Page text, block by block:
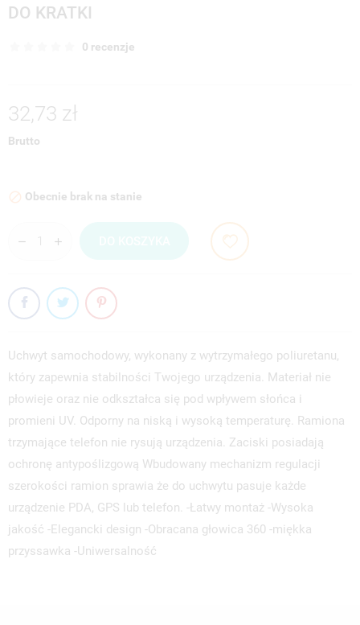
DO KRATKI
0 recenzje
32,73 zł
Brutto
 Obecnie brak na stanie
Uchwyt samochodowy, wykonany z wytrzymałego poliuretanu,
który zapewnia stabilności Twojego urządzenia. Materiał nie
płowieje oraz nie odkształca się pod wpływem słońca i
promieni UV. Odporny na niską i wysoką temperaturę. Ramiona
trzymające telefon nie rysują urządzenia. Zaciski posiadają
ochronę antypoślizgową Wbudowany mechanizm regulacji
szerokości ramion sprawia że do uchwytu pasuje każde
urządzenie PDA, GPS lub telefon. -Łatwy montaż -Wysoka
jakość -Elegancki design -Obracana głowica 360 -miękka
przyssawka -Uniwersalność
MOJE LISTY ŻYCZEŃ
add_circle_outline UTWÓRZ NOWĄ LISTĘ
UTWÓRZ LISTĘ ŻYCZEŃ
NAZWA LISTY ŻYCZEŃ
ZALOGUJ SIĘ
MUSISZ BYĆ ZALOGOWANY BY ZAPISAĆ PRODUKTY NA
SWOJEJ LIŚCIE ŻYCZEŃ.